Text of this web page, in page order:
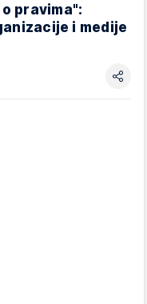
pravima":
i medije